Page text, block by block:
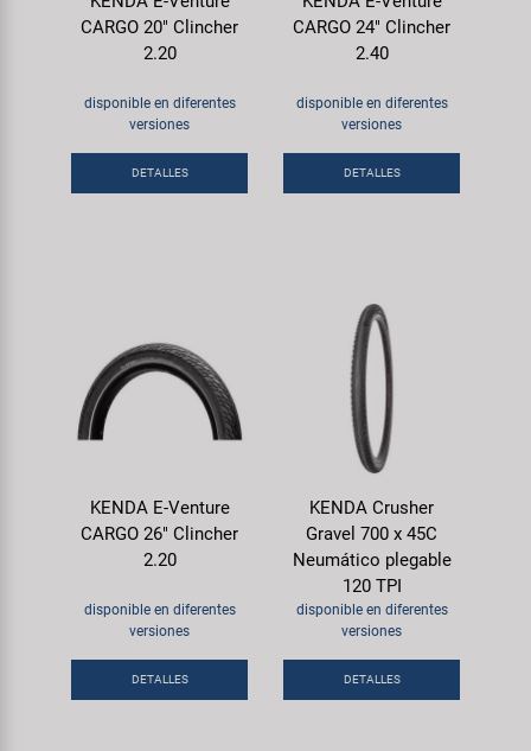
CARGO 20" Clincher
2.20
disponible en diferentes
versiones
DETALLES
CARGO 24" Clincher
2.40
disponible en diferentes
versiones
DETALLES
KENDA E-Venture
CARGO 26" Clincher
2.20
disponible en diferentes
versiones
DETALLES
KENDA Crusher
Gravel 700 x 45C
Neumático plegable
120 TPI
disponible en diferentes
versiones
DETALLES